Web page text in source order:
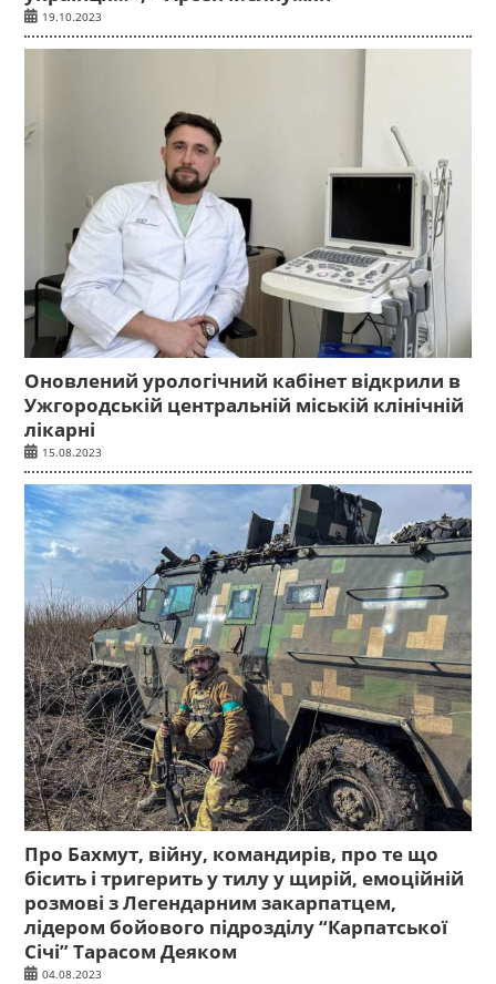
19.10.2023
Оновлений урологічний кабінет відкрили в
Ужгородській центральній міській клінічній
лікарні
15.08.2023
Про Бахмут, війну, командирів, про те що
бісить і тригерить у тилу у щирій, емоційній
розмові з Легендарним закарпатцем,
лідером бойового підрозділу “Карпатської
Січі” Тарасом Деяком
04.08.2023